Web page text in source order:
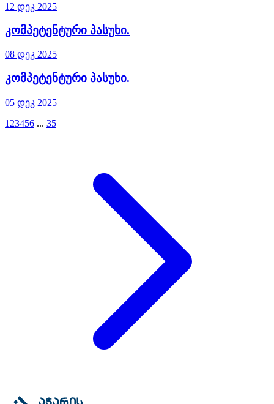
12 დეკ 2025
კომპეტენტური პასუხი.
08 დეკ 2025
კომპეტენტური პასუხი.
05 დეკ 2025
1 23456 ... 35